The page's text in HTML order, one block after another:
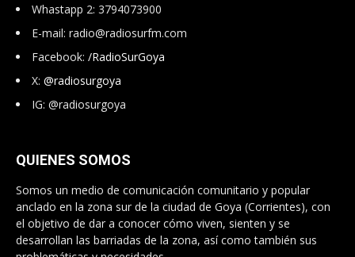
Whastapp 2: 3794073900
E-mail: radio@radiosurfm.com
Facebook: /RadioSurGoya
X: @radiosurgoya
IG: @radiosurgoya
QUIENES SOMOS
Somos un medio de comunicación comunitario y popular
anclado en la zona sur de la ciudad de Goya (Corrientes), con
el objetivo de dar a conocer cómo viven, sienten y se
desarrollan las barriadas de la zona, así como también sus